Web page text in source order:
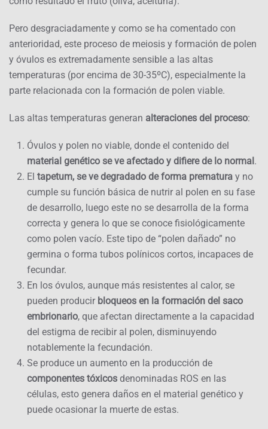
Pero desgraciadamente y como se ha comentado con
anterioridad, este proceso de meiosis y formación de polen
y óvulos es extremadamente sensible a las altas
temperaturas (por encima de 30-35ºC), especialmente la
parte relacionada con la formación de polen viable.
Las altas temperaturas generan alteraciones del proceso:
Óvulos y polen no viable, donde el contenido del
material genético se ve afectado y difiere de lo normal.
El tapetum, se ve degradado de forma prematura y no
cumple su función básica de nutrir al polen en su fase
de desarrollo, luego este no se desarrolla de la forma
correcta y genera lo que se conoce fisiológicamente
como polen vacío. Este tipo de “polen dañado” no
germina o forma tubos polínicos cortos, incapaces de
fecundar.
En los óvulos, aunque más resistentes al calor, se
pueden producir bloqueos en la formación del saco
embrionario, que afectan directamente a la capacidad
del estigma de recibir al polen, disminuyendo
notablemente la fecundación.
Se produce un aumento en la producción de
componentes tóxicos denominadas ROS en las
células, esto genera daños en el material genético y
puede ocasionar la muerte de estas.